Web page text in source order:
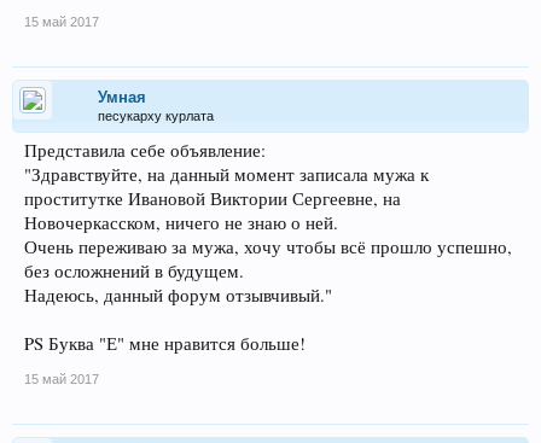
15 май 2017
Умная
песукарху курлата
Представила себе объявление:
"Здравствуйте, на данный момент записала мужа к
проститутке Ивановой Виктории Сергеевне, на
Новочеркасском, ничего не знаю о ней.
Очень переживаю за мужа, хочу чтобы всё прошло успешно,
без осложнений в будущем.
Надеюсь, данный форум отзывчивый."
PS Буква "Е" мне нравится больше!
15 май 2017